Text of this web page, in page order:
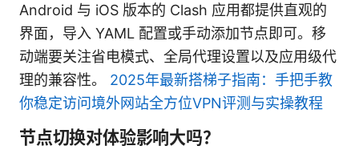
Android 与 iOS 版本的 Clash 应用都提供直观的
界面，导入 YAML 配置或手动添加节点即可。移
动端要关注省电模式、全局代理设置以及应用级代
理的兼容性。 2025年最新搭梯子指南：手把手教
你稳定访问境外网站全方位VPN评测与实操教程
节点切换对体验影响大吗？